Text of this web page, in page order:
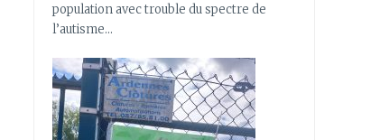
population avec trouble du spectre de
l’autisme…